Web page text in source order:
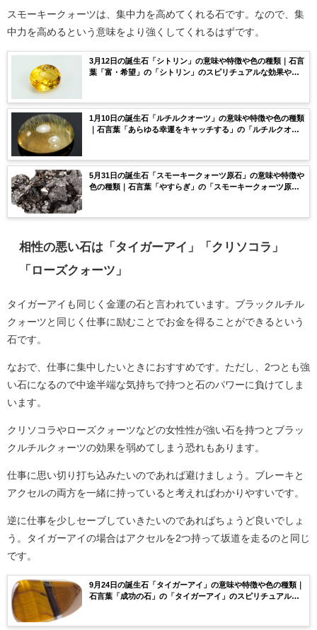
スモーキークォーツは、集中力を高めてくれる石です。なので、集
中力を高めるという意味をより強くしてくれるはずです。
3月12日の誕生石「シトリン」の意味や特徴や色の種類｜石言
葉「富・希望」の「シトリン」のスピリチュアルな効果や浄
1月10日の誕生石「ルチルクオーツ」の意味や特徴や色の種類
｜石言葉「あらゆる幸運をキャッチする」の「ルチルクオー
5月31日の誕生石「スモーキークォーツ原石」の意味や特徴や
色の種類｜石言葉「やすらぎ」の「スモーキークォーツ原
相性の悪い石は「タイガーアイ」「クリソコラ」
「ローズクォーツ」
タイガーアイも同じく金運の石と言われています。ブラックルチル
クォーツと同じく仕事に励むことでお金を得ることができるという
石です。
なおで、仕事に集中したいときにおすすめです。ただし、2つとも強
い石になるので中途半端な気持ちで持つと石のパワーに負けてしま
います。
クリソコラやローズクォーツなどの女性性が強い石を持つとブラッ
クルチルクォーツの効果を弱めてしまう恐れもあります。
仕事に思い切り打ち込みたいのであれば避けましょう。ブレーキと
アクセルの両方を一緒に持っていると考えればわかりやすいです。
逆に仕事を少しセーブしていきたいのであればちょうど良いでしょ
う。タイガーアイの場合はアクセルを2つ持って坂道を走るのと同じ
です。
9月24日の誕生石「タイガーアイ」の意味や特徴や色の種類｜
石言葉「成功の石」の「タイガーアイ」のスピリチュアルな